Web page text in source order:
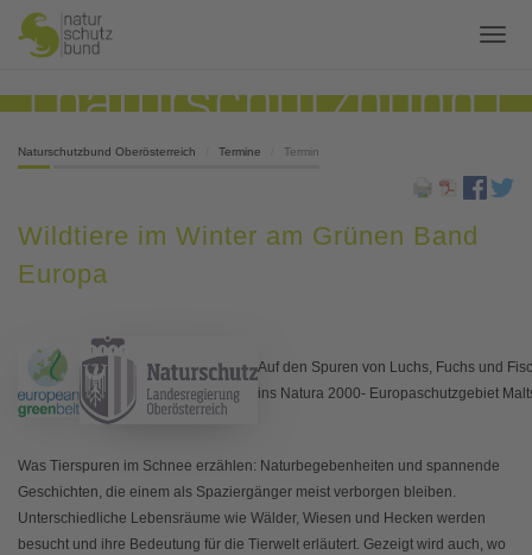
Naturschutzbund Oberösterreich Termine Termin
Wildtiere im Winter am Grünen Band
Europa
Auf den Spuren von Luchs, Fuchs und
ins Natura 2000- Europaschutzgebiet
Was Tierspuren im Schnee erzählen: Naturbegebenheiten und spannende
Geschichten, die einem als Spaziergänger meist verborgen bleiben.
Unterschiedliche Lebensräume wie Wälder, Wiesen und Hecken werden
besucht und ihre Bedeutung für die Tierwelt erläutert. Gezeigt wird auch, wo